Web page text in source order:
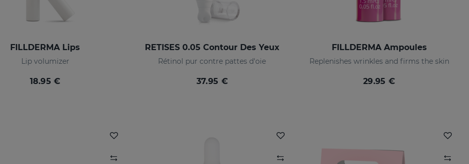
FILLDERMA Lips
Lip volumizer
18.95 €
RETISES 0.05 Contour Des Yeux
Rétinol pur contre pattes d'oie
37.95 €
FILLDERMA Ampoules
Replenishes wrinkles and firms the skin
29.95 €